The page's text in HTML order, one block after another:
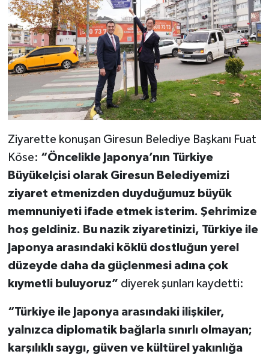
Ziyarette konuşan Giresun Belediye Başkanı Fuat
Köse: “Öncelikle Japonya’nın Türkiye
Büyükelçisi olarak Giresun Belediyemizi
ziyaret etmenizden duyduğumuz büyük
memnuniyeti ifade etmek isterim. Şehrimize
hoş geldiniz. Bu nazik ziyaretinizi, Türkiye ile
Japonya arasındaki köklü dostluğun yerel
düzeyde daha da güçlenmesi adına çok
kıymetli buluyoruz” diyerek şunları kaydetti:
“Türkiye ile Japonya arasındaki ilişkiler,
yalnızca diplomatik bağlarla sınırlı olmayan;
karşılıklı saygı, güven ve kültürel yakınlığa